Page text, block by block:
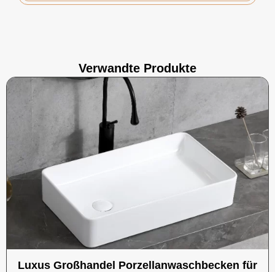
Verwandte Produkte
Luxus Großhandel Porzellanwaschbecken für